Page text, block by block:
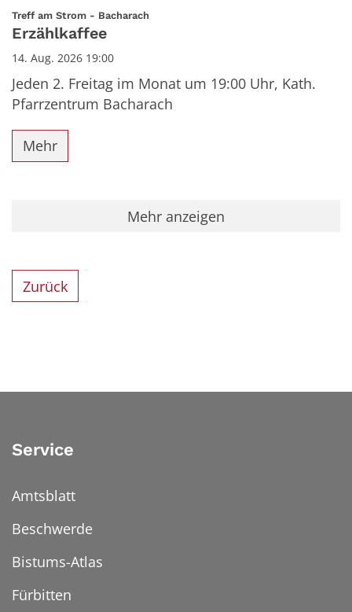
Datum: 14. August 2026
Treff am Strom - Bacharach
Erzählkaffee
14. Aug. 2026 19:00
Jeden 2. Freitag im Monat um 19:00 Uhr, Kath.
Pfarrzentrum Bacharach
Mehr
Mehr anzeigen
Zurück
Service
Amtsblatt
Beschwerde
Bistums-Atlas
Fürbitten